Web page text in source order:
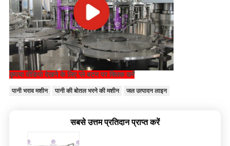
कृपया वीडियो देखने के लिए प्ले बटन पर क्लिक करें
पानी भराव मशीन पानी की बोतल भरने की मशीन जल उत्पादन लाइन
सबसे उत्तम प्रतिदान प्राप्त करें